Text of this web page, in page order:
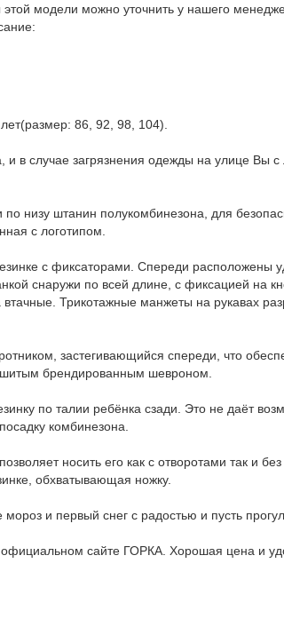
модели можно уточнить у нашего
86, 92, 98, 104).
в случае загрязнения одежды на улице Вы с
низу штанин полукомбинезона, для
с логотипом.
с фиксаторами. Спереди расположены
снаружи по всей длине, с фиксацией на
Трикотажные манжеты на рукавах
застегивающийся спереди, что
брендированным шевроном.
по талии ребёнка сзади. Это не даёт
комбинезона.
носить его как с отворотами так и без
обхватывающая ножку.
и первый снег с радостью и пусть
официальном сайте ГОРКА. Хорошая цена и